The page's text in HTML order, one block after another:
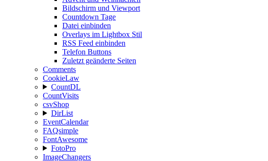
Bildschirm und Viewport
Countdown Tage
Datei einbinden
Overlays im Lightbox Stil
RSS Feed einbinden
Telefon Buttons
Zuletzt geänderte Seiten
Comments
CookieLaw
CountDL
CountVisits
csvShop
DirList
EventCalendar
FAQsimple
FontAwesome
FotoPro
ImageChangers